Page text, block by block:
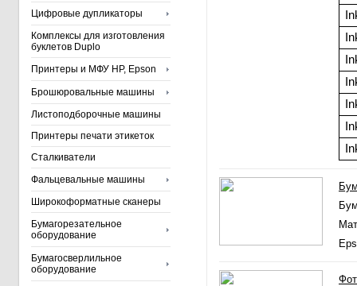
Цифровые дупликаторы
Комплексы для изготовления
буклетов Duplo
Принтеры и МФУ HP, Epson
Брошюровальные машины
Листоподборочные машины
Принтеры печати этикеток
Сталкиватели
Фальцевальные машины
Широкоформатные сканеры
Бумагорезательное
оборудование
Бумагосверлильное
оборудование